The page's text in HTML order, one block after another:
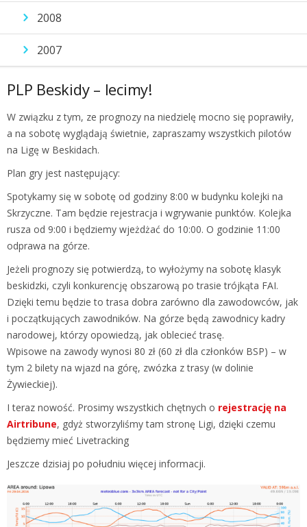
2008
2007
PLP Beskidy – lecimy!
W związku z tym, ze prognozy na niedzielę mocno się poprawiły,
a na sobotę wyglądają świetnie, zapraszamy wszystkich pilotów
na Ligę w Beskidach.
Plan gry jest następujący:
Spotykamy się w sobotę od godziny 8:00 w budynku kolejki na
Skrzyczne. Tam będzie rejestracja i wgrywanie punktów. Kolejka
rusza od 9:00 i będziemy wjeżdżać do 10:00. O godzinie 11:00
odprawa na górze.
Jeżeli prognozy się potwierdzą, to wyłożymy na sobotę klasyk
beskidzki, czyli konkurencję obszarową po trasie trójkąta FAI.
Dzięki temu będzie to trasa dobra zarówno dla zawodowców, jak
i początkujących zawodników. Na górze będą zawodnicy kadry
narodowej, którzy opowiedzą, jak oblecieć trasę.
Wpisowe na zawody wynosi 80 zł (60 zł dla członków BSP) – w
tym 2 bilety na wjazd na górę, zwózka z trasy (w dolinie
Żywieckiej).
I teraz nowość. Prosimy wszystkich chętnych o rejestrację na
Airtribune, gdyż stworzyliśmy tam stronę Ligi, dzięki czemu
będziemy mieć Livetracking
Jeszcze dzisiaj po południu więcej informacji.